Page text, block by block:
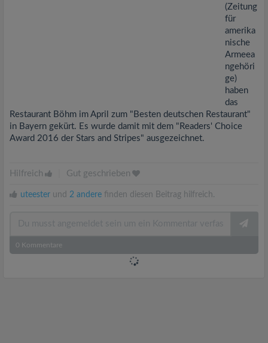
(Zeitung
für
amerika
nische
Armeea
ngehöri
ge)
haben
das
Restaurant Böhm im April zum "Besten deutschen Restaurant"
in Bayern gekürt. Es wurde damit mit dem "Readers' Choice
Award 2016 der Stars and Stripes" ausgezeichnet.
Hilfreich Gut geschrieben
uteester und 2 andere finden diesen Beitrag hilfreich.
0 Kommentare